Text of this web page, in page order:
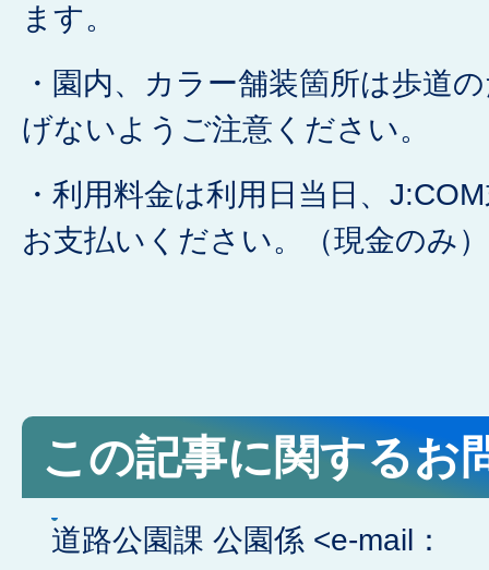
ます。
・園内、カラー舗装箇所は歩道
げないようご注意ください。
・利用料金は利用日当日、
お支払いください。（現金のみ）
この記事に関するお
道路公園課 公園係 <e-mail：